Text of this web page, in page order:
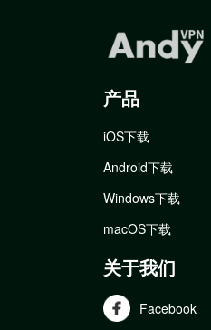
产品
iOS下载
Android下载
Windows下载
macOS下载
关于我们
Facebook